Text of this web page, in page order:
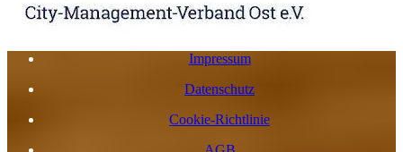
Impressum
Datenschutz
Cookie-Richtlinie